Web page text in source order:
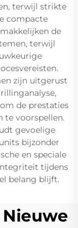
terwijl strikte
compacte
de
terwijl
zijn uitgerust
de prestaties
te voorspellen.
gevoelige
bijzonder
en speciale
tijdens
belang blijft.